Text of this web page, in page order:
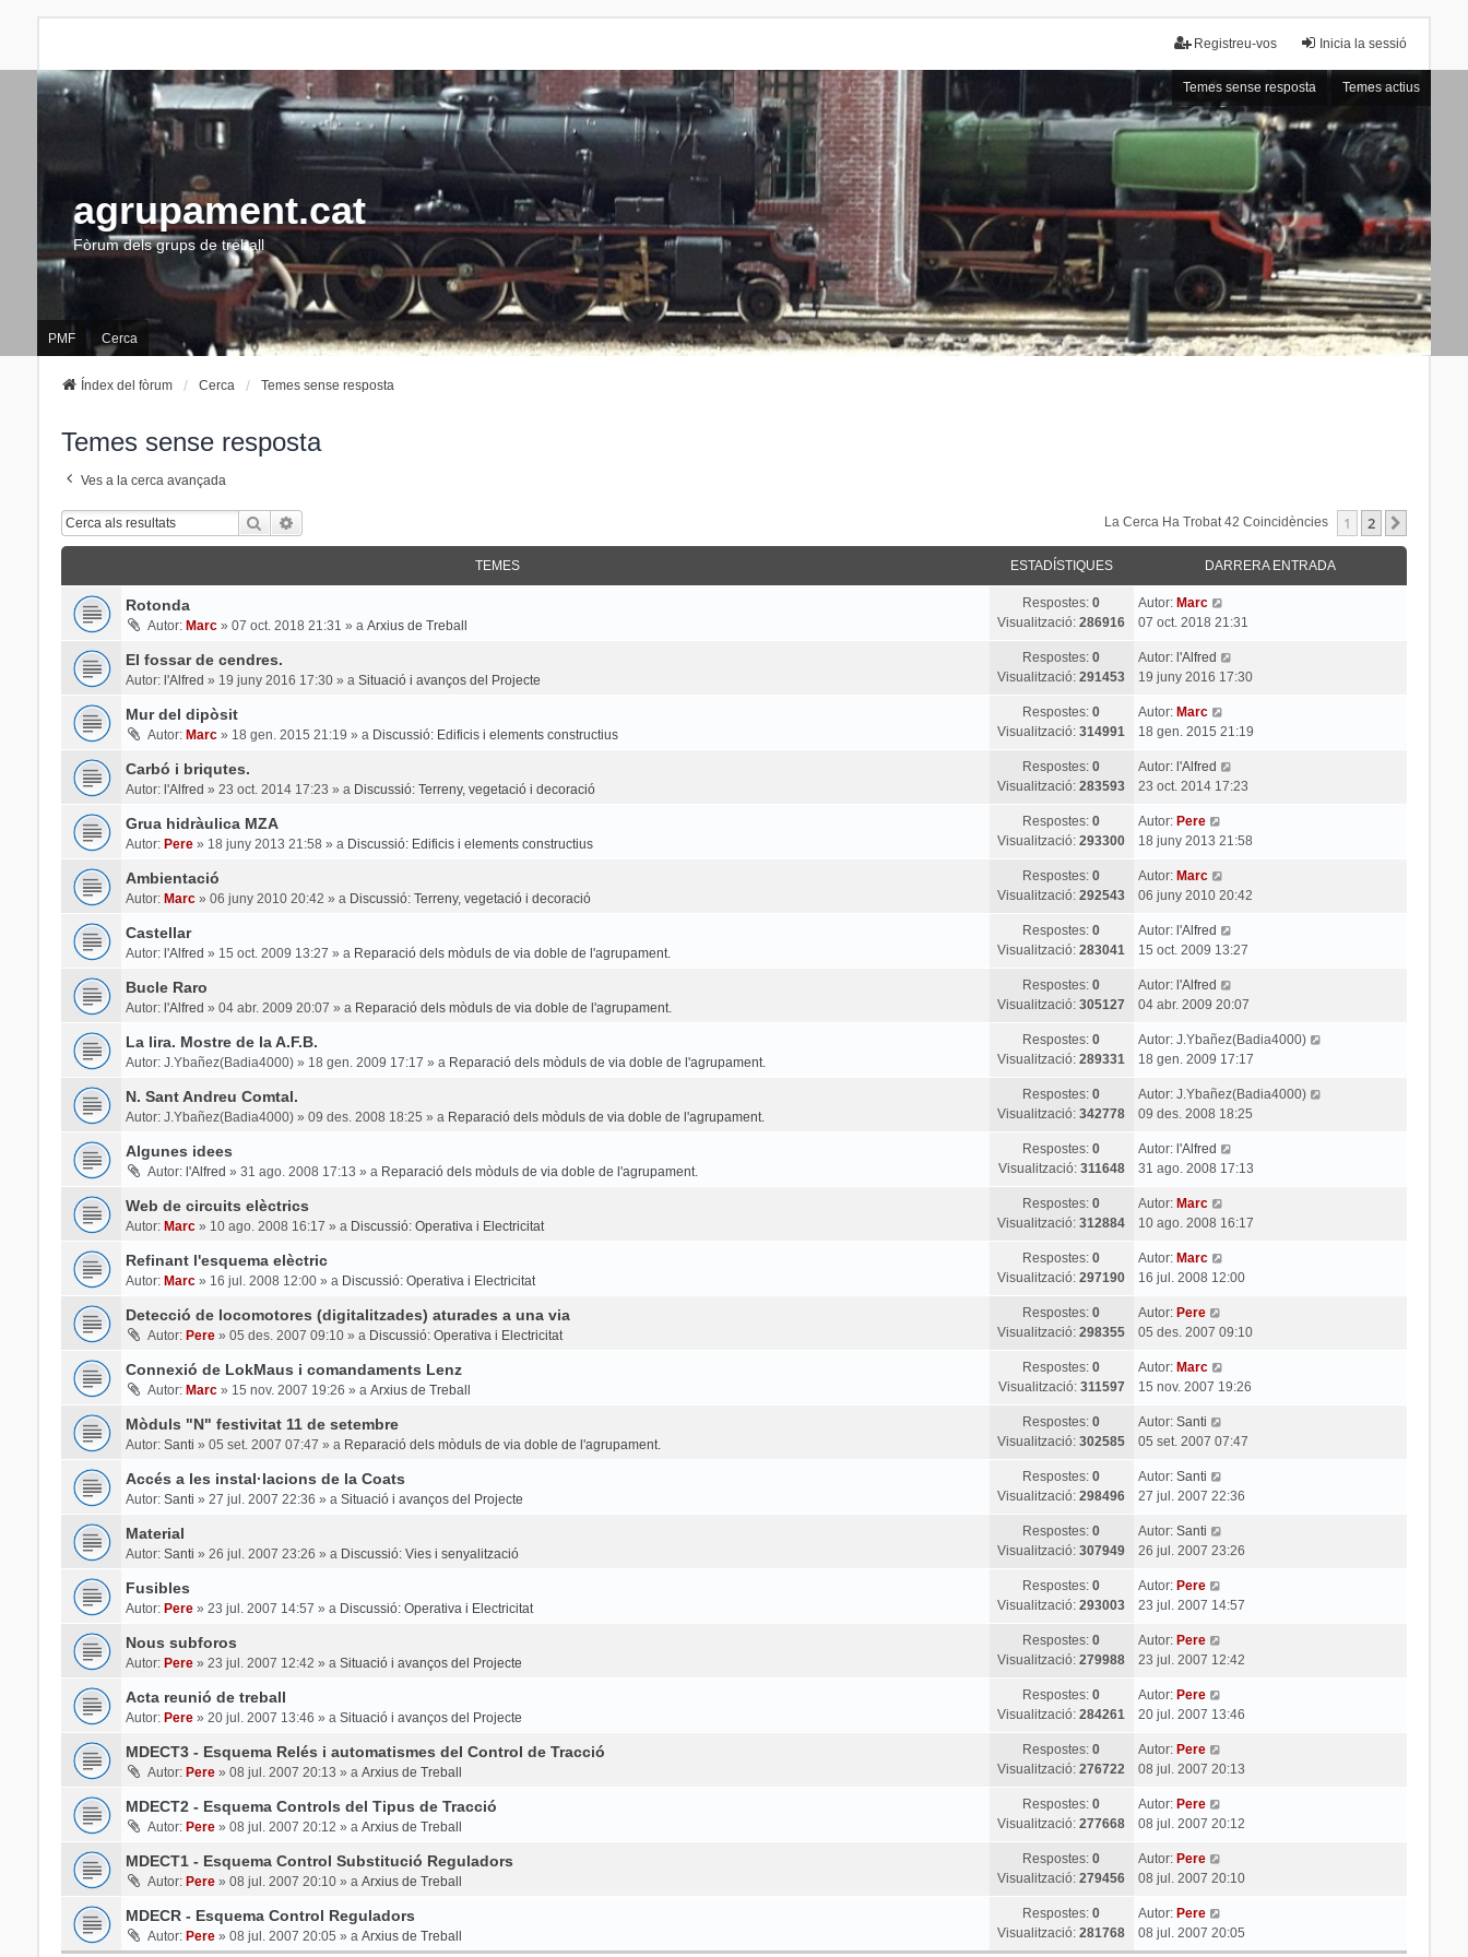
Inicia la sessió
Registreu-vos
Temes sense resposta Temes actius
agrupament.cat
Fòrum dels grups de treball
PMF Cerca
Índex del fòrum Cerca Temes sense resposta
Temes sense resposta
Ves a la cerca avançada
Cerca La Cerca Ha Trobat 42 Coincidències 1 2
TEMES ESTADÍSTIQUES DARRERA ENTRADA
Rotonda
Autor: Marc» 07 oct. 2018 21:31 » a Arxius de Treball
Respostes:0
Visualització:286916
Autor: Marc
07 oct. 2018 21:31
El fossar de cendres.
Autor: l'Alfred » 19 juny 2016 17:30» a Situació i avanços del Projecte
Respostes:0
Visualització:291453
Autor: l'Alfred
19 juny 2016 17:30
Mur del dipòsit
Autor: Marc» 18 gen. 2015 21:19 » a Discussió: Edificis i elements constructius
Respostes:0
Visualització:314991
Autor: Marc
18 gen. 2015 21:19
Carbó i briqutes.
Autor: l'Alfred » 23 oct. 2014 17:23 » a Discussió: Terreny, vegetació i decoració
Respostes:0
Visualització:283593
Autor: l'Alfred
23 oct. 2014 17:23
Grua hidràulica MZA
Autor: Pere» 18 juny 2013 21:58 » a Discussió: Edificis i elements constructius
Respostes:0
Visualització:293300
Autor: Pere
18 juny 2013 21:58
Ambientació
Autor: Marc» 06 juny 2010 20:42 » a Discussió: Terreny, vegetació i decoració
Respostes:0
Visualització:292543
Autor: Marc
06 juny 2010 20:42
Castellar
Autor: l'Alfred » 15 oct. 2009 13:27 » a Reparació dels mòduls de via doble de l'agrupament.
Respostes:0
Visualització:283041
Autor: l'Alfred
15 oct. 2009 13:27
Bucle Raro
Autor: l'Alfred » 04 abr. 2009 20:07 » a Reparació dels mòduls de via doble de l'agrupament.
Respostes:0
Visualització:305127
Autor: l'Alfred
04 abr. 2009 20:07
La lira. Mostre de la A.F.B.
Autor: J.Ybañez(Badia4000)» 18 gen. 2009 17:17 » a Reparació dels mòduls de via doble de l'agrupament.
Respostes:0
Visualització:289331
Autor: J.Ybañez(Badia4000)
18 gen. 2009 17:17
N. Sant Andreu Comtal.
Autor: J.Ybañez(Badia4000)» 09 des. 2008 18:25 » a Reparació dels mòduls de via doble de l'agrupament.
Respostes:0
Visualització:342778
Autor: J.Ybañez(Badia4000)
09 des. 2008 18:25
Algunes idees
Autor: l'Alfred » 31 ago. 2008 17:13 » a Reparació dels mòduls de via doble de l'agrupament.
Respostes:0
Visualització: 311648
Autor: l'Alfred
31 ago. 2008 17:13
Web de circuits elèctrics
Autor: Marc» 10 ago. 2008 16:17 » a Discussió: Operativa i Electricitat
Respostes:0
Visualització:312884
Autor: Marc
10 ago. 2008 16:17
Refinant l'esquema elèctric
Autor: Marc» 16 jul. 2008 12:00» a Discussió: Operativa i Electricitat
Respostes:0
Visualització:297190
Autor: Marc
16 jul. 2008 12:00
Detecció de locomotores (digitalitzades) aturades a una via
Autor: Pere» 05 des. 2007 09:10» a Discussió: Operativa i Electricitat
Respostes:0
Visualització:298355
Autor: Pere
05 des. 2007 09:10
Connexió de LokMaus i comandaments Lenz
Autor: Marc» 15 nov. 2007 19:26 » a Arxius de Treball
Respostes:0
Visualització: 311597
Autor: Marc
15 nov. 2007 19:26
Mòduls "N" festivitat 11 de setembre
Autor: Santi » 05 set. 2007 07:47 » a Reparació dels mòduls de via doble de l'agrupament.
Respostes:0
Visualització:302585
Autor: Santi
05 set. 2007 07:47
Accés a les instal·lacions de la Coats
Autor: Santi » 27 jul. 2007 22:36 » a Situació i avanços del Projecte
Respostes:0
Visualització:298496
Autor: Santi
27 jul. 2007 22:36
Material
Autor: Santi » 26 jul. 2007 23:26 » a Discussió: Vies i senyalització
Respostes:0
Visualització:307949
Autor: Santi
26 jul. 2007 23:26
Fusibles
Autor: Pere» 23 jul. 2007 14:57 » a Discussió: Operativa i Electricitat
Respostes:0
Visualització:293003
Autor: Pere
23 jul. 2007 14:57
Nous subforos
Autor: Pere» 23 jul. 2007 12:42 » a Situació i avanços del Projecte
Respostes:0
Visualització:279988
Autor: Pere
23 jul. 2007 12:42
Acta reunió de treball
Autor: Pere» 20 jul. 2007 13:46 » a Situació i avanços del Projecte
Respostes:0
Visualització:284261
Autor: Pere
20 jul. 2007 13:46
MDECT3 - Esquema Relés i automatismes del Control de Tracció
Autor: Pere» 08 jul. 2007 20:13 » a Arxius de Treball
Respostes:0
Visualització:276722
Autor: Pere
08 jul. 2007 20:13
MDECT2 - Esquema Controls del Tipus de Tracció
Autor: Pere» 08 jul. 2007 20:12 » a Arxius de Treball
Respostes:0
Visualització:277668
Autor: Pere
08 jul. 2007 20:12
MDECT1 - Esquema Control Substitució Reguladors
Autor: Pere» 08 jul. 2007 20:10» a Arxius de Treball
Respostes:0
Visualització:279456
Autor: Pere
08 jul. 2007 20:10
MDECR - Esquema Control Reguladors
Autor: Pere» 08 jul. 2007 20:05 » a Arxius de Treball
Respostes:0
Visualització:281768
Autor: Pere
08 jul. 2007 20:05